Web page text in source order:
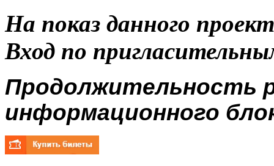
На показ данного
Вход по
Продолжительность
информационного